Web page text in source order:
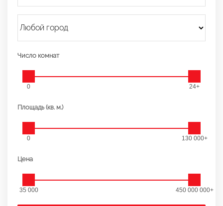
Число комнат
0 24+
Площадь (кв. м.)
0 130 000+
Цена
35 000 450 000 000+